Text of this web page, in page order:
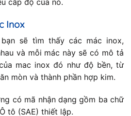
Inox
sẽ tìm thấy các mác inox,
và mỗi mác này sẽ có mô tả
mac inox đó như độ bền, từ
mòn và thành phần hợp kim.
có mã nhận dạng gồm ba chữ
tô (SAE) thiết lập.